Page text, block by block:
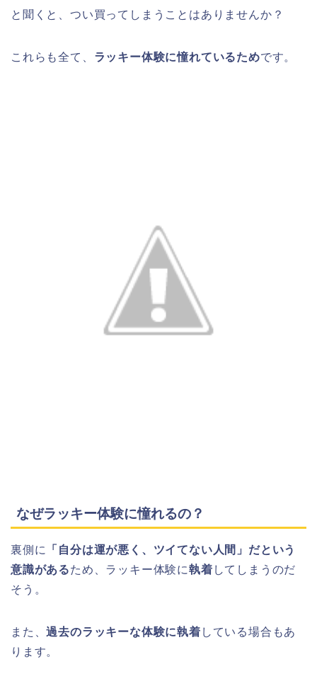
と聞くと、つい買ってしまうことはありませんか？
これらも全て、 ラッキー体験に憧れているためです。
なぜラッキー体験に憧れるの？
裏側に
「自分は運が悪く、ツイてない人間」だという
意識があるため、ラッキー体験に執着 してしまうのだ
そう。
また、過去のラッキーな体験に執着 している場合もあ
ります。